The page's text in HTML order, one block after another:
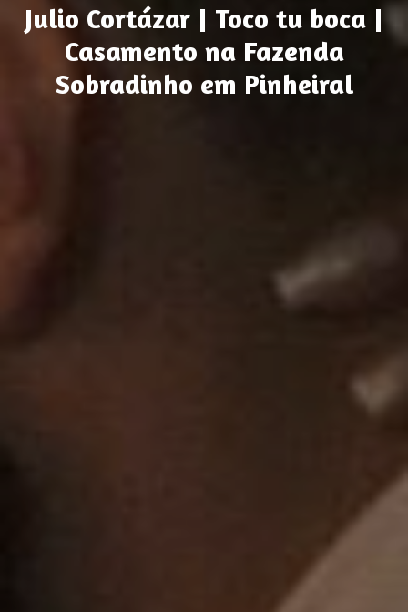
Julio Cortázar | Toco tu boca |
Casamento na Fazenda
Sobradinho em Pinheiral